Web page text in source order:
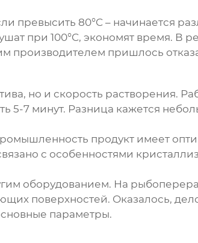
превысить 80°C – начинается
при 100°C, экономят время. В
производителем пришлось
но и скорость растворения.
5-7 минут. Разница кажется
продукт имеет
с особенностями
оборудованием. На
поверхностей. Оказалось,
параметры.